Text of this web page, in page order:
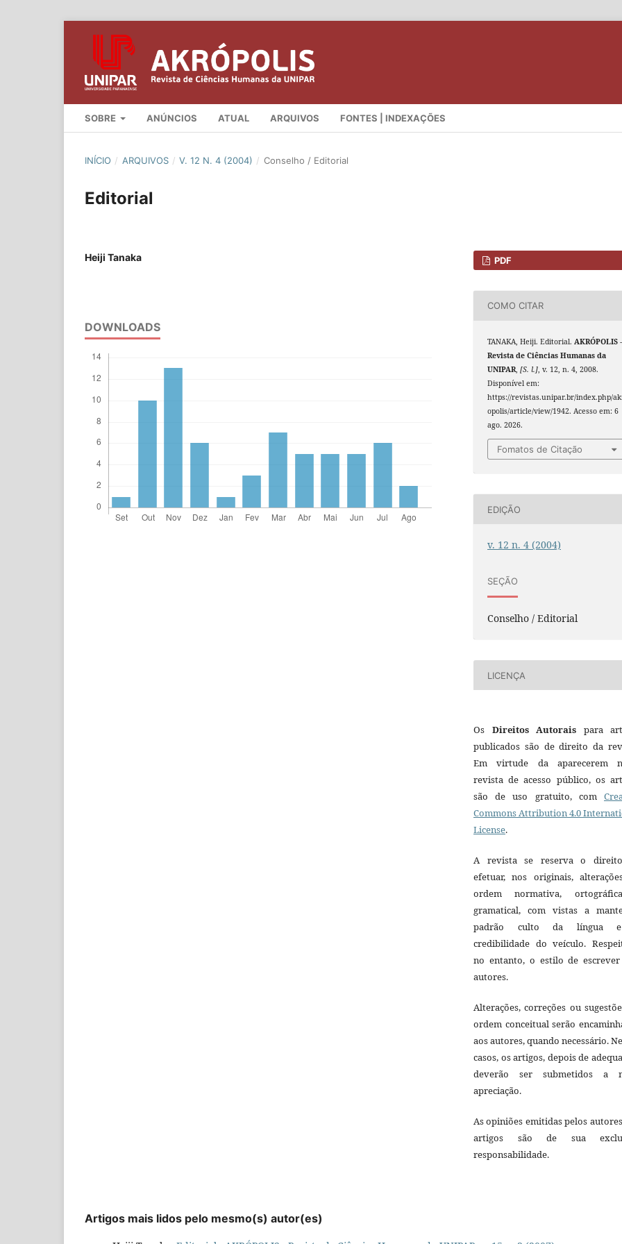
SOBRE ANÚNCIOS ATUAL ARQUIVOS FONTES | INDEXAÇÕES
INÍCIO / ARQUIVOS / V. 12 N. 4 (2004) / Conselho / Editorial
Editorial
Heiji Tanaka
DOWNLOADS
PDF
COMO CITAR
TANAKA, Heiji. Editorial.AKRÓPOLIS -
Revista de Ciências Humanas da
UNIPAR,[S. l.], v. 12, n. 4, 2008.
Disponível em:
https://revistas.unipar.br/index.php/
opolis/article/view/1942. Acesso em: 6
ago. 2026.
Fomatos de Citação
EDIÇÃO
v. 12 n. 4 (2004)
SEÇÃO
Conselho / Editorial
LICENÇA
Os Direitos Autorais para
publicados são de direito da
Em virtude da aparecerem
revista de acesso público, os
são de uso gratuito, com
Commons Attribution 4.0
License.
A revista se reserva o
efetuar, nos originais,
ordem normativa,
gramatical, com vistas a
padrão culto da língua
credibilidade do veículo.
no entanto, o estilo de
autores.
Alterações, correções ou
ordem conceitual serão
aos autores, quando necessário.
casos, os artigos, depois de
deverão ser submetidos a
apreciação.
As opiniões emitidas pelos
artigos são de sua
responsabilidade.
Artigos mais lidos pelo mesmo(s) autor(es)